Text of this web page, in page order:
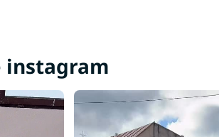
instagram